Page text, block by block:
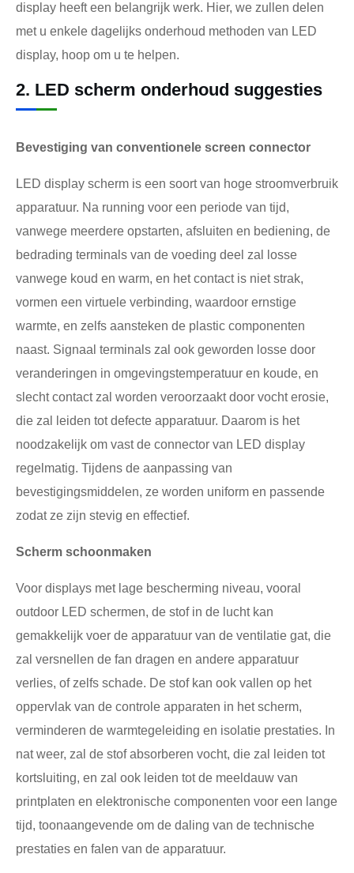
display heeft een belangrijk werk. Hier, we zullen delen
met u enkele dagelijks onderhoud methoden van LED
display, hoop om u te helpen.
2. LED scherm onderhoud suggesties
Bevestiging van conventionele screen connector
LED display scherm is een soort van hoge stroomverbruik
apparatuur. Na running voor een periode van tijd,
vanwege meerdere opstarten, afsluiten en bediening, de
bedrading terminals van de voeding deel zal losse
vanwege koud en warm, en het contact is niet strak,
vormen een virtuele verbinding, waardoor ernstige
warmte, en zelfs aansteken de plastic componenten
naast. Signaal terminals zal ook geworden losse door
veranderingen in omgevingstemperatuur en koude, en
slecht contact zal worden veroorzaakt door vocht erosie,
die zal leiden tot defecte apparatuur. Daarom is het
noodzakelijk om vast de connector van LED display
regelmatig. Tijdens de aanpassing van
bevestigingsmiddelen, ze worden uniform en passende
zodat ze zijn stevig en effectief.
Scherm schoonmaken
Voor displays met lage bescherming niveau, vooral
outdoor LED schermen, de stof in de lucht kan
gemakkelijk voer de apparatuur van de ventilatie gat, die
zal versnellen de fan dragen en andere apparatuur
verlies, of zelfs schade. De stof kan ook vallen op het
oppervlak van de controle apparaten in het scherm,
verminderen de warmtegeleiding en isolatie prestaties. In
nat weer, zal de stof absorberen vocht, die zal leiden tot
kortsluiting, en zal ook leiden tot de meeldauw van
printplaten en elektronische componenten voor een lange
tijd, toonaangevende om de daling van de technische
prestaties en falen van de apparatuur.